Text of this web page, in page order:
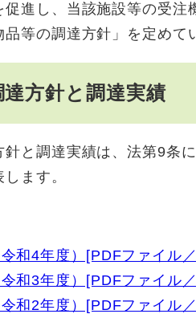
進し、当該施設等の受
等の調達方針」を定めて
方針と調達実績
と調達実績は、法第9条
ます。
和4年度）[PDFファイル
和3年度）[PDFファイル
和2年度）[PDFファイル